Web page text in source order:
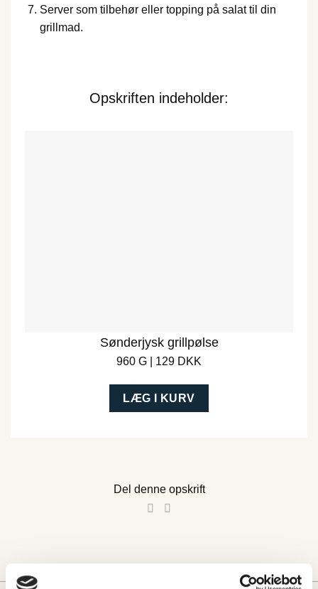
Server som tilbehør eller topping på salat til din
grillmad.
Opskriften indeholder:
Sønderjysk grillpølse
960 G | 129 DKK
LÆG I KURV
Del denne opskrift